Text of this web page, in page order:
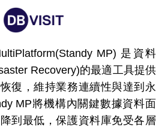
MP) 是資料
Recovery)的最適工具提供
復，維持業務連續性與達到永
MP將機構內關鍵數據資料面
到最低，保護資料庫免受各層